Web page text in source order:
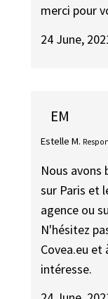
merci pour
24 June,
EM
Estelle M.
Nous avons
sur Paris et
agence ou
N'hésitez
Covea.eu et
intéresse.